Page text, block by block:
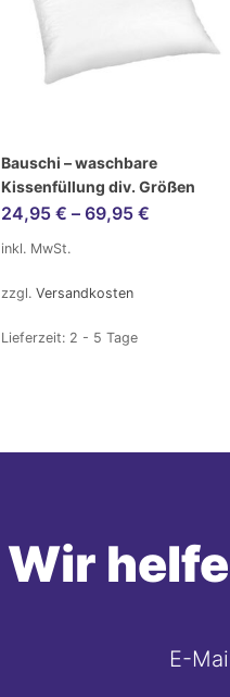
Bauschi – waschbare
Kissenfüllung div. Größen
24,95 € – 69,95 €
inkl. MwSt.
zzgl. Versandkosten
Lieferzeit: 2 - 5 Tage
Wir
E-